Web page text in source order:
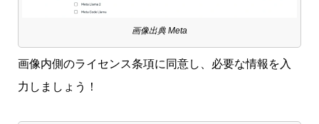
画像出典 Meta
画像内側のライセンス条項に同意し、必要な情報を入
力しましょう！